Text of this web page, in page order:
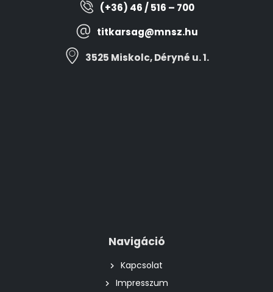
(+36) 46 / 516 – 700
titkarsag@mnsz.hu
3525 Miskolc, Déryné u. 1.
Navigáció
Kapcsolat
Impresszum